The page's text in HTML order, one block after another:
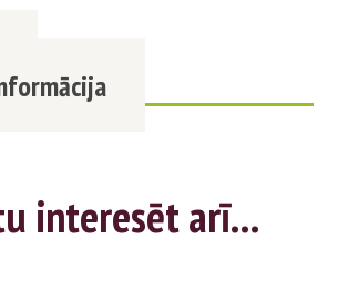
interesēt arī...